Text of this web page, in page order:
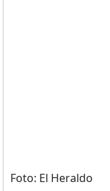
Foto: El Heraldo